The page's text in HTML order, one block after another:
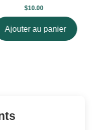
$10.00
Ajouter au panier